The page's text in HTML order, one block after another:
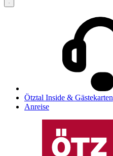
Ötztal Inside & Gästekarten
Anreise